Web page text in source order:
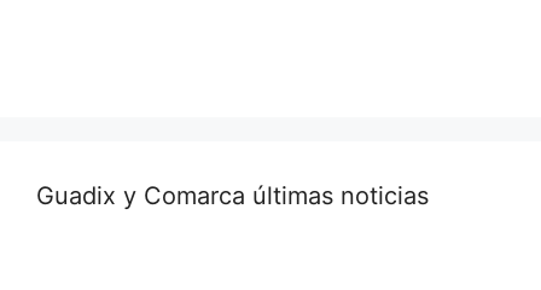
Guadix y Comarca últimas noticias